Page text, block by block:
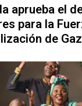
aprueba el
para la
de